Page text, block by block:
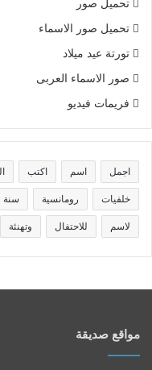
تحميل صور
تحميل صور الاسماء
تورتة عيد ميلاد
صور الاسماء العربى
فريمات فيديو
اجمل اسم اكتب
خلفيات رومانسية سنة
لاسم للاحتفال وتهنئة
مواقع صديقة